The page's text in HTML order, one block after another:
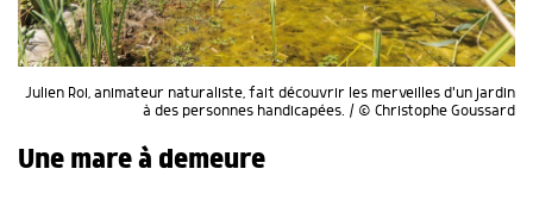
Julien Roi, animateur naturaliste, fait découvrir les merveilles d'un jardin
à des personnes handicapées. / © Christophe Goussard
Une mare à demeure